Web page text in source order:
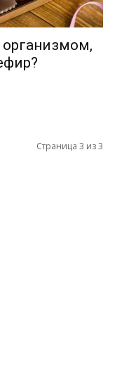
организмом,
Страница 3 из 3